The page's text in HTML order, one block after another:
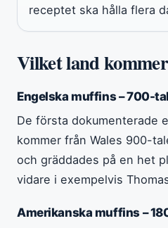
receptet ska hålla flera
Vilket land
Engelska muffins – 700-
De första dokumenterade
kommer från Wales 900-
och gräddades på en het
vidare i exempelvis
Amerikanska muffins –